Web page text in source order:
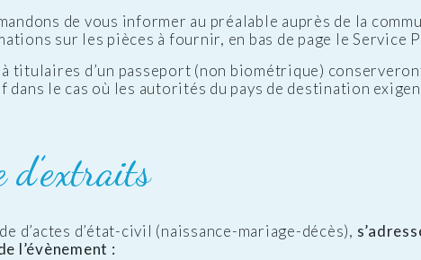
de vous informer au préalable auprès de la
sur les pièces à fournir, en bas de page le Service
titulaires d’un passeport (non biométrique)
dans le cas où les autorités du pays de destination
d’extraits
d’actes d’état-civil (naissance-mariage-décès),
l’évènement :